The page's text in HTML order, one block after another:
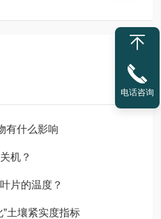
有什么影响
机？
片的温度？
土壤紧实度指标
电话咨询